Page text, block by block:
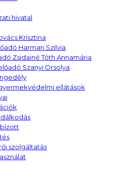
hivatal
Krisztina
Harman Szilvia
Zsidainé Tóth Annamária
Szanyi Orsolya
ellátások
szolgáltatás